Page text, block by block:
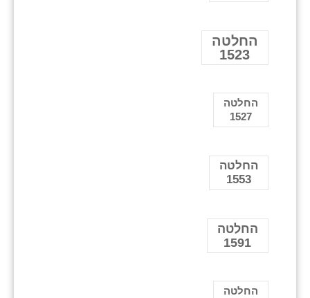
החלטה
1523
החלטה
1527
החלטה
1553
החלטה
1591
החלטה